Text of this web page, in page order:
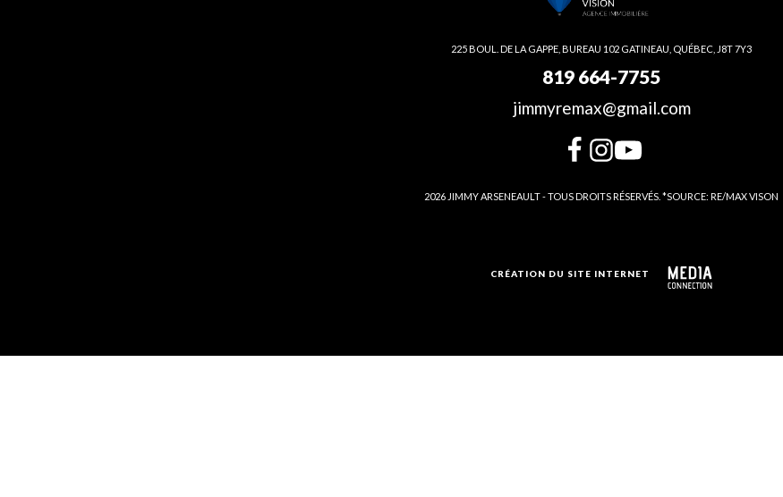
225 BOUL. DE LA GAPPE, BUREAU 102 GATINEAU, QUÉBEC, J8T 7Y3
819 664-7755
jimmyremax@gmail.com
2026 JIMMY ARSENEAULT - TOUS DROITS RÉSERVÉS. *SOURCE: RE/MAX VISON
CRÉATION DU SITE INTERNET